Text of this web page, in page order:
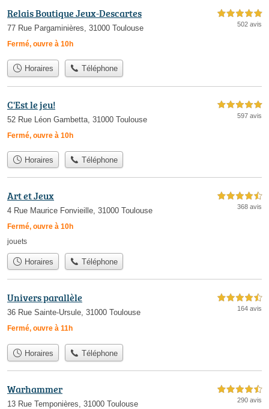
Relais Boutique Jeux-Descartes
77 Rue Pargaminières, 31000 Toulouse
Fermé, ouvre à 10h
5,0 étoiles sur 5
502 avis
Horaires Téléphone
C'Est le jeu!
52 Rue Léon Gambetta, 31000 Toulouse
Fermé, ouvre à 10h
5,0 étoiles sur 5
597 avis
Horaires Téléphone
Art et Jeux
4 Rue Maurice Fonvieille, 31000 Toulouse
Fermé, ouvre à 10h
4,5 étoiles sur 5
368 avis
jouets
Horaires Téléphone
Univers parallèle
36 Rue Sainte-Ursule, 31000 Toulouse
Fermé, ouvre à 11h
4,5 étoiles sur 5
164 avis
Horaires Téléphone
Warhammer
13 Rue Temponières, 31000 Toulouse
4,5 étoiles sur 5
290 avis